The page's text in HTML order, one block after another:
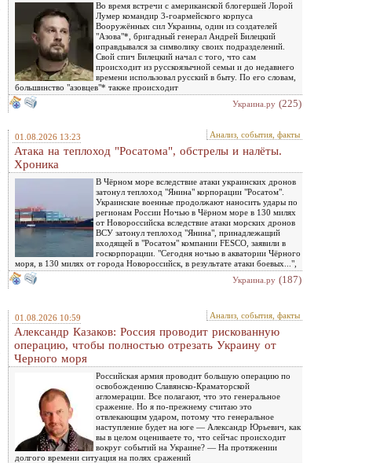
Во время встречи с американской блогершей Лорой
Лумер командир 3-гоармейского корпуса
Вооружённых сил Украины, один из создателей
"Азова"*, бригадный генерал Андрей Билецкий
оправдывался за символику своих подразделений.
Свой спич Билецкий начал с того, что сам
происходит из русскоязычной семьи и до недавнего
времени использовал русский в быту. По его словам,
большинство "азовцев"* также происходит
Украина.ру (225)
01.08.2026 13:23 Анализ, события, факты
Атака на теплоход "Росатома", обстрелы и налёты.
Хроника
В Чёрном море вследствие атаки украинских дронов
затонул теплоход "Янина" корпорации "Росатом".
Украинские военные продолжают наносить удары по
регионам России Ночью в Чёрном море в 130 милях
от Новороссийска вследствие атаки морских дронов
ВСУ затонул теплоход "Янина", принадлежащий
входящей в "Росатом" компании FESCO, заявили в
госкорпорации. "Сегодня ночью в акватории Чёрного
моря, в 130 милях от города Новороссийск, в результате атаки боевых...",
Украина.ру (187)
01.08.2026 10:59 Анализ, события, факты
Александр Казаков: Россия проводит рискованную
операцию, чтобы полностью отрезать Украину от
Черного моря
Российская армия проводит большую операцию по
освобождению Славянско-Краматорской
агломерации. Все полагают, что это генеральное
сражение. Но я по-прежнему считаю это
отвлекающим ударом, потому что генеральное
наступление будет на юге — Александр Юрьевич, как
вы в целом оцениваете то, что сейчас происходит
вокруг событий на Украине? — На протяжении
долгого времени ситуация на полях сражений